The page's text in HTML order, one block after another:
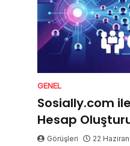
GENEL
Sosially.com
Hesap
Görüşleri 22